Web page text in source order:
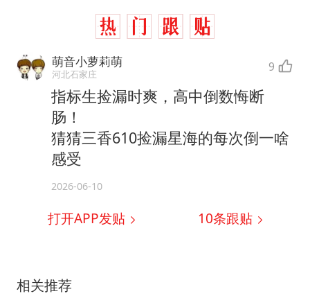
萌音小萝莉萌
河北石家庄 9
指标生捡漏时爽，高中倒数悔断
肠！
猜猜三香610捡漏星海的每次倒一啥
感受
2026-06-10
打开APP发贴 10条跟贴
相关推荐